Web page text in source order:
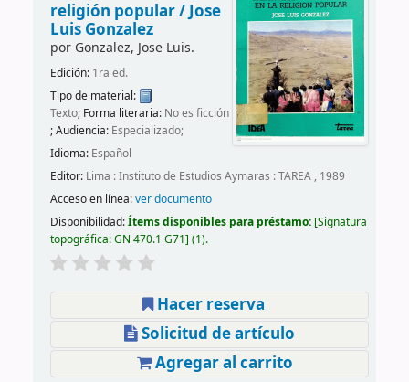
religión popular /Jose
Luis Gonzalez
por Gonzalez, Jose Luis.
Edición: 1ra ed.
Tipo de material:
Texto; Forma literaria: No es ficción
; Audiencia: Especializado;
Idioma: Español
Editor: Lima : Instituto de Estudios Aymaras : TAREA , 1989
Acceso en línea:ver documento
Disponibilidad:Ítems disponibles para préstamo: Signatura
topográfica:GN 470.1 G71 (1).
Hacer reserva
Solicitud de artículo
Agregar al carrito